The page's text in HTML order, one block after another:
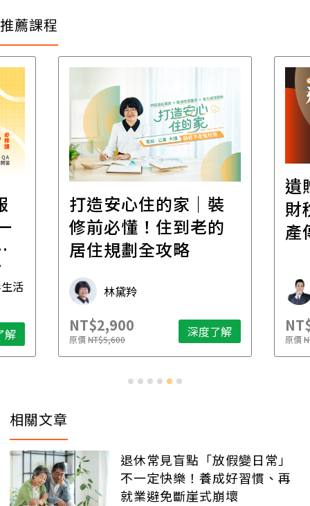
推薦課程
活
解
打造安心住的家｜裝
修前必懂！住到老的
居住規劃全攻略
林黛羚
NT$2,900
原價NT$5,600 深度了解
遺
財
產
原價
相關文章
退休常見盲點「放假變日常」
不一定快樂！養成好習慣、再
就業避免斷崖式崩壞